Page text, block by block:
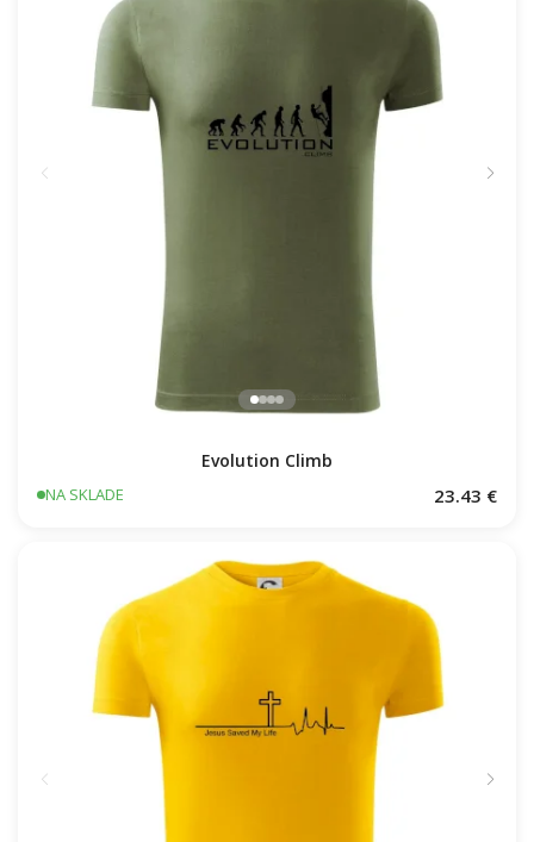
NA SKLADE 23.43 €
Evolution Climb
NA SKLADE 23.43 €